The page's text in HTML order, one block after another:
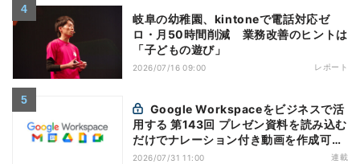
岐阜の幼稚園、kintoneで電話対応ゼ
ロ・月50時間削減 業務改善のヒントは
「子どもの遊び」
2026/07/16 09:00 レポート
用する 第143回 プレゼン資料を読み込む
だけでナレーション付き動画を作成可能
になった「Google Vids」
2026/07/31 11:00 連載